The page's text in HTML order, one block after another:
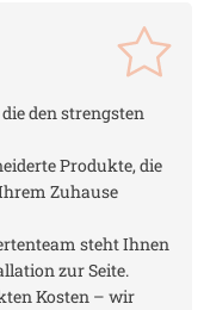
den strengsten
Produkte, die
Zuhause
steht Ihnen
zur Seite.
Kosten – wir